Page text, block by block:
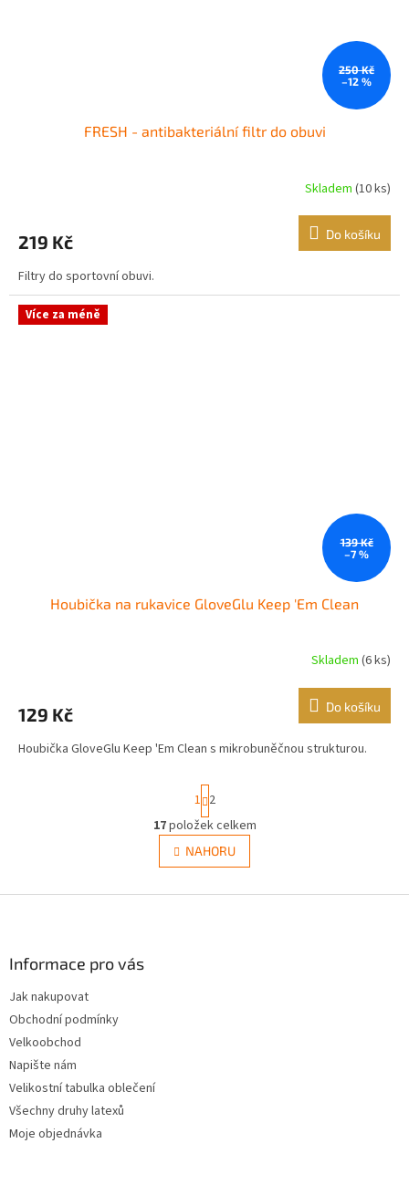
250 Kč
–12 %
FRESH - antibakteriální filtr do obuvi
Skladem (10 ks)
219 Kč Do košíku
Filtry do sportovní obuvi.
Více za méně
139 Kč
–7 %
Houbička na rukavice GloveGlu Keep 'Em Clean
Skladem (6 ks)
129 Kč Do košíku
Houbička GloveGlu Keep 'Em Clean s mikrobuněčnou strukturou.
O
v
l
S
t
r
á
n
k
v
1 2
17položek celkem
NAHORU
Informace pro vás
Jak nakupovat
Obchodní podmínky
Velkoobchod
Napište nám
Velikostní tabulka oblečení
Všechny druhy latexů
Moje objednávka